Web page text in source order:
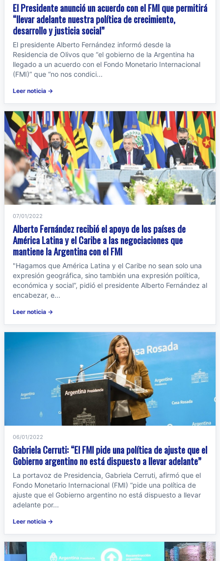
El Presidente anunció un acuerdo con el FMI que permitirá
“llevar adelante nuestra política de crecimiento,
desarrollo y justicia social”
El presidente Alberto Fernández informó desde la
Residencia de Olivos que “el gobierno de la Argentina ha
llegado a un acuerdo con el Fondo Monetario Internacional
(FMI)” que “no nos condici...
Leer noticia →
07/01/2022
Alberto Fernández recibió el apoyo de los países de
América Latina y el Caribe a las negociaciones que
mantiene la Argentina con el FMI
"Hagamos que América Latina y el Caribe no sean solo una
expresión geográfica, sino también una expresión política,
económica y social”, pidió el presidente Alberto Fernández al
encabezar, e...
Leer noticia →
06/01/2022
Gabriela Cerruti: “El FMI pide una política de ajuste que el
Gobierno argentino no está dispuesto a llevar adelante”
La portavoz de Presidencia, Gabriela Cerruti, afirmó que el
Fondo Monetario Internacional (FMI) “pide una política de
ajuste que el Gobierno argentino no está dispuesto a llevar
adelante por...
Leer noticia →